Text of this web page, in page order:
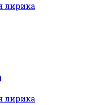
лирика
лирика